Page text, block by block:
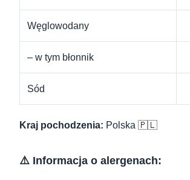
Węglowodany
– w tym błonnik
Sód
Kraj pochodzenia: Polska 🇵🇱
⚠️ Informacja o alergenach: